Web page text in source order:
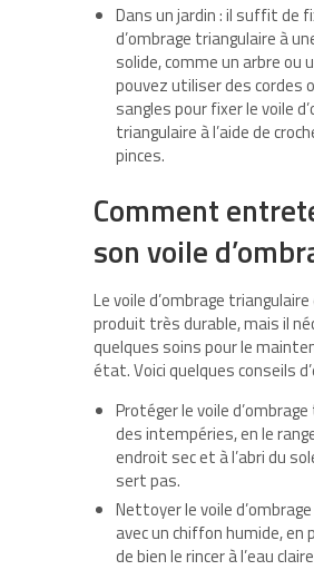
Dans un jardin : il suffit de
d’ombrage triangulaire à
solide, comme un arbre ou
pouvez utiliser des cordes
sangles pour fixer le voile
triangulaire à l’aide de
pinces.
Comment
son voile
Le voile d’ombrage
produit très durable, mais il
quelques soins pour le
état. Voici quelques conseils
Protéger le voile
des intempéries, en le
endroit sec et à l’abri du
sert pas.
Nettoyer le voile
avec un chiffon humide, en
de bien le rincer à l’eau